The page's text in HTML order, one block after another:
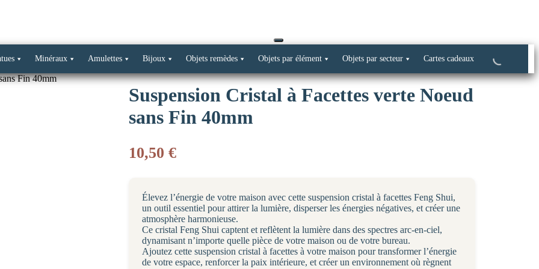
Minéraux Amulettes Bijoux Objets remèdes Objets par élément Objets par secteur Cartes cadeaux
Fin 40mm
Suspension Cristal à Facettes verte Noeud
sans Fin 40mm
10,50 €
Élevez l’énergie de votre maison avec cette suspension cristal à facettes Feng Shui,
un outil essentiel pour attirer la lumière, disperser les énergies négatives, et créer une
atmosphère harmonieuse.
Ce cristal Feng Shui captent et reflètent la lumière dans des spectres arc-en-ciel,
dynamisant n’importe quelle pièce de votre maison ou de votre bureau.
Ajoutez cette suspension cristal à facettes à votre maison pour transformer l’énergie
de votre espace, renforcer la paix intérieure, et créer un environnement où règnent